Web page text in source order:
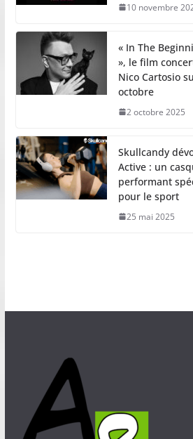
10 novembre
« In The
», le film
Nico Cartosio
octobre
2 octobre 2025
Skullcandy
Active : un
performant
pour le sport
25 mai 2025